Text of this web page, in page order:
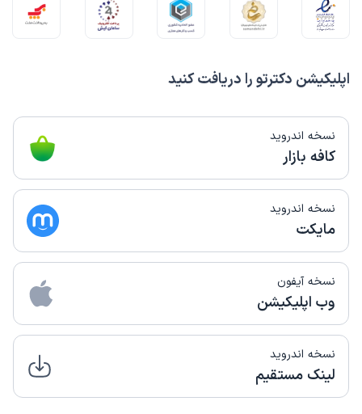
اپلیکیشن دکترتو را دریافت کنید
نسخه اندروید
کافه بازار
نسخه اندروید
مایکت
نسخه آیفون
وب اپلیکیشن
نسخه اندروید
لینک مستقیم